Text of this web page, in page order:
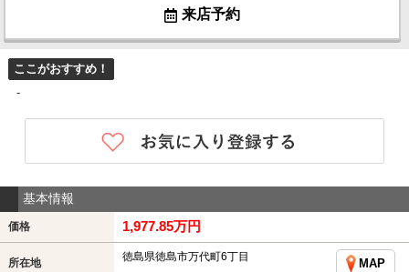
来店予約
ここがおすすめ！
-
基本情報
価格 1,977.85万円
所在地 徳島県徳島市万代町6丁目
MAP